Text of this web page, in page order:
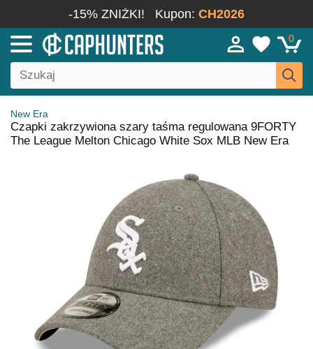
-15% ZNIŻKI! Kupon: CH2026
0
New Era
Czapki zakrzywiona szary taśma regulowana 9FORTY
The League Melton Chicago White Sox MLB New Era